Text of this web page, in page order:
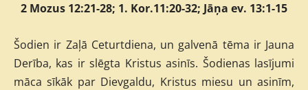
2 Mozus 12:21-28; 1. Kor.11:20-32; Jāņa ev. 13:1-15
Šodien ir Zaļā Ceturtdiena, un galvenā tēma ir Jauna
Derība, kas ir slēgta Kristus asinīs. Šodienas lasījumi
māca sīkāk par Dievgaldu, Kristus miesu un asinīm,